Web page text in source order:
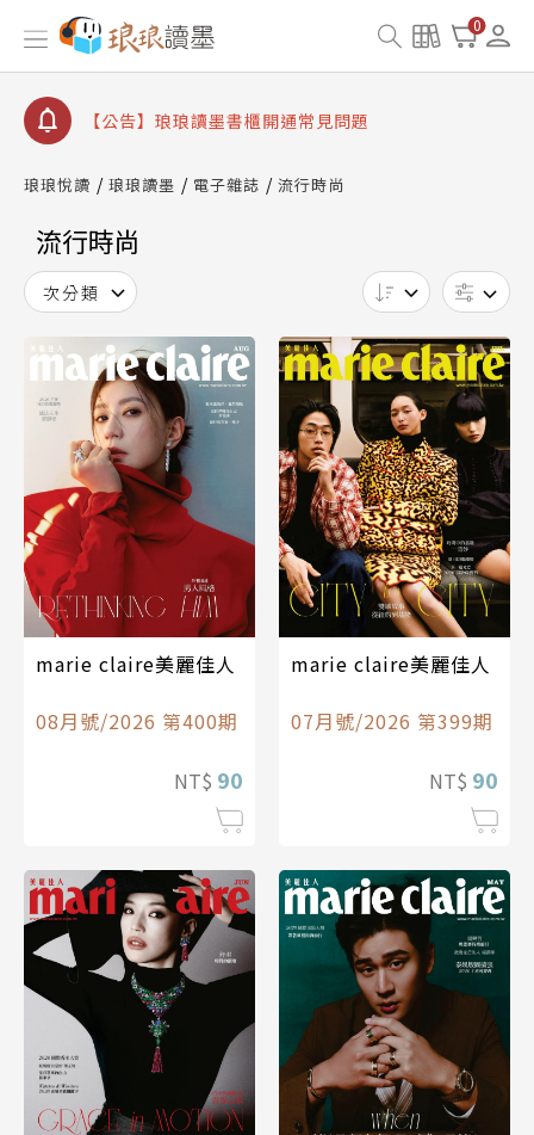
0
【公告】因 Readmoo 讀墨系統維護中，本站同步暫
停部分閱讀服務
【公告】琅琅讀墨數位閱讀資產合併與書櫃開通申請
【公告】琅琅讀墨書櫃開通常見問題
請圖文教學
查詢
【公告】因 Readmoo 讀墨系統維護中，本站同步暫
停部分閱讀服務
琅琅悅讀 琅琅讀墨 電子雜誌 流行時尚
流行時尚
次分類
marie claire美麗佳人
08月號/2026 第400期
NT$ 90
marie claire美麗佳人
07月號/2026 第399期
NT$ 90